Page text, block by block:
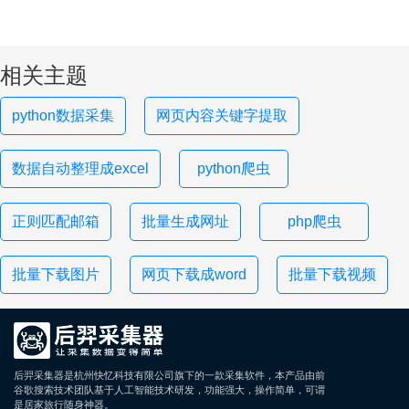
相关主题
python数据采集 网页内容关键字提取
数据自动整理成excel python爬虫
正则匹配邮箱 批量生成网址 php爬虫
批量下载图片 网页下载成word 批量下载视频
后羿采集器是杭州快忆科技有限公司旗下的一款采集软件，本产品由前
谷歌搜索技术团队基于人工智能技术研发，功能强大，操作简单，可谓
是居家旅行随身神器。